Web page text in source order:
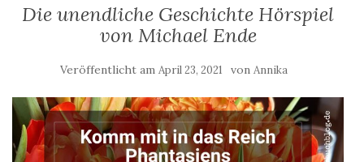
Die unendliche Geschichte Hörspiel
von Michael Ende
Veröffentlicht am April 23, 2021 von Annika